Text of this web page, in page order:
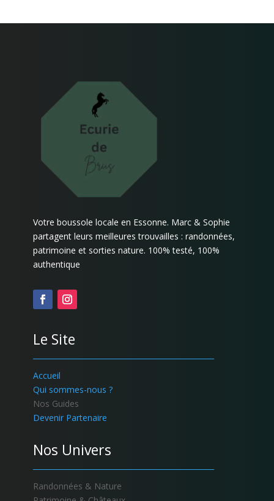
Votre boussole locale en Essonne. Marc & Sophie
partagent leurs meilleures trouvailles : randonnées,
patrimoine et sorties nature. 100% testé, 100%
authentique
Le Site
Accueil
Qui sommes-nous ?
Nos Guides
Devenir Partenaire
Nos Univers
Randonnées & Nature